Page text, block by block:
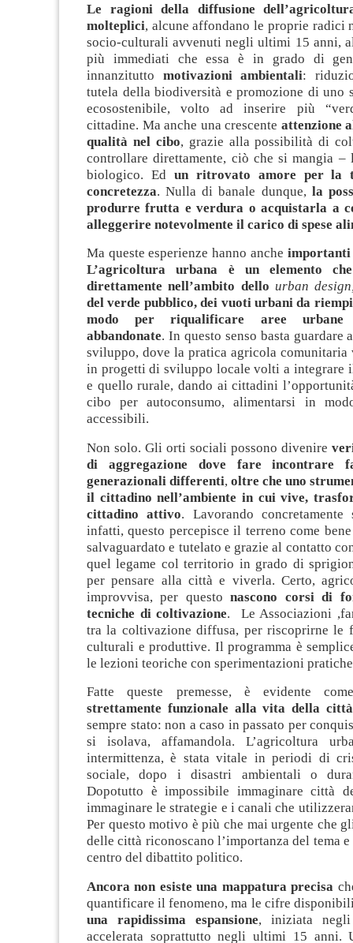
Le ragioni della diffusione
molteplici, alcune affondano le proprie radici
socio-culturali avvenuti negli ultimi 15 anni,
più immediati che essa è in grado di
innanzitutto motivazioni ambientali:
tutela della biodiversità e promozione di uno
ecosostenibile, volto ad inserire più
cittadine. Ma anche una crescente attenzione
qualità nel cibo, grazie alla possibilità di
controllare direttamente, ciò che si mangia –
biologico. Edun ritrovato amore per la
concretezza. Nulla di banale dunque,la
produrre frutta e verdura o acquistarla a
alleggerire notevolmente il carico di spese
Ma queste esperienze hanno anche
L’agricoltura urbana è un elemento
direttamente nell’ambito dello urban
del verde pubblico, dei vuoti urbani da
modo per riqualificare aree urbane
abbandonate. In questo senso basta guardare
sviluppo, dove la pratica agricola comunitaria
in progetti di sviluppo locale volti a integrare
e quello rurale, dando ai cittadini
cibo per autoconsumo, alimentarsi in
accessibili.
Non solo. Gli orti sociali possono divenire
di aggregazione dove fare incontrare
generazionali differenti, oltre che uno
il cittadino nell’ambiente in cui vive,
cittadino attivo. Lavorando
infatti, questo percepisce il terreno come
salvaguardato e tutelato e grazie al contatto
quel legame col territorio in grado di
per pensare alla città e viverla. Certo,
improvvisa, per questo nascono corsi di
tecniche di coltivazione. Le Associazioni
tra la coltivazione diffusa, per riscoprirne le
culturali e produttive. Il programma è
le lezioni teoriche con sperimentazioni
Fatte queste premesse, è evidente
strettamente funzionale alla vita della città
sempre stato: non a caso in passato per
si isolava, affamandola. L’agricoltura
intermittenza, è stata vitale in periodi di
sociale, dopo i disastri ambientali o
Dopotutto è impossibile immaginare città
immaginare le strategie e i canali che
Per questo motivo è più che mai urgente che
delle città riconoscano l’importanza del tema
centro del dibattito politico.
Ancora non esiste una mappatura precisa
quantificare il fenomeno, ma le cifre
una rapidissima espansione, iniziata
accelerata soprattutto negli ultimi 15 anni.